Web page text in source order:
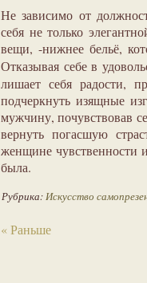
Не зависимо от
себя не только
вещи, -нижнее бельё,
Отказывая себе в
лишает себя радости,
подчеркнуть изящные
мужчину, почувствовав
вернуть погасшую
женщине чувственности
была.
Рубрика:Искусство
« Раньше